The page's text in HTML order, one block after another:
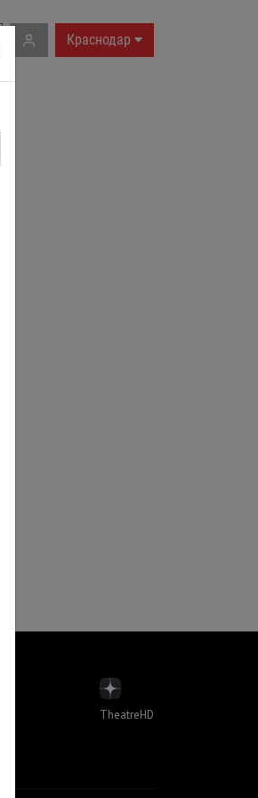
Краснодар
TheatreHD